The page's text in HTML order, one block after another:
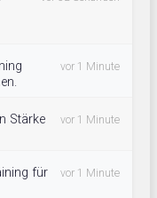
vor 1 Minute
Stärke
vor 1 Minute
für
vor 1 Minute